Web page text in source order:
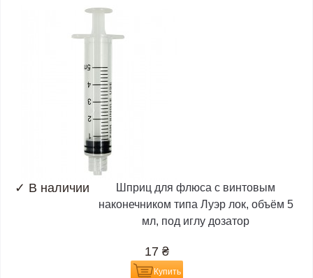
✓ В наличии
Шприц для флюса с винтовым
наконечником типа Луэр лок, объём 5
мл, под иглу дозатор
17 ₴
Купить